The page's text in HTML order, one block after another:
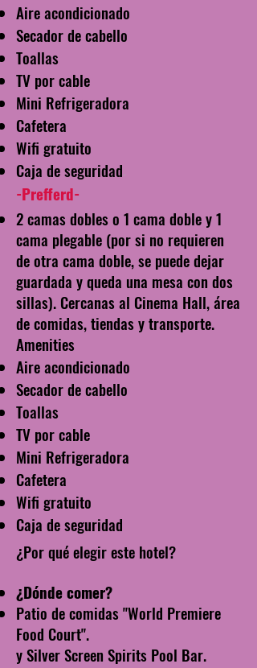
Aire acondicionado
Secador de cabello
Toallas
TV porcable
Mini Refrigeradora
Cafetera
Wifi gratuito
Caja de seguridad-
-Prefferd-
2 camas dobles o 1 cama doble y 1
cama plegable (por si no requieren
de otra cama doble, se puede dejar
guardada y queda una mesa con dos
sillas). Cercanas al Cinema Hall, área
de comidas, tiendas y transporte.
Amenities
Aire acondicionado
Secador de cabello
Toallas
TV por cable
Mini Refrigeradora
Cafetera
Wifi gratuito
Caja de seguridad
¿Por qué elegir este hotel?
¿Dónde comer?
Patio de comidas "World Premiere
Food Court".
y Silver Screen Spirits Pool Bar.